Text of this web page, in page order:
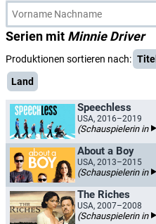
Serien mit Minnie Driver
Produktionen sortieren nach:
Land
Speechless
USA, 2016–2019
(Schauspielerin in
About a Boy
USA, 2013–2015
(Schauspielerin in
The Riches
USA, 2007–2008
(Schauspielerin in